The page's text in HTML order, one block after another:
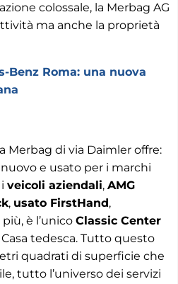
colossale, la Merbag AG
ma anche la proprietà
Benz Roma: una nuova
Merbag di via Daimler offre:
e usato per i marchi
veicoli aziendali, AMG
, usato FirstHand,
è l’unico Classic Center
tedesca. Tutto questo
quadrati di superficie che
tutto l’universo dei servizi